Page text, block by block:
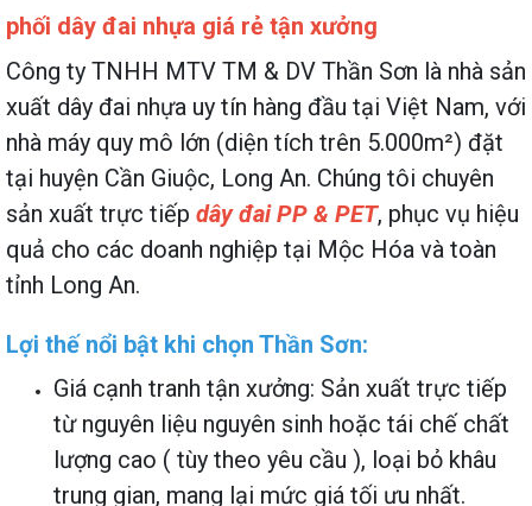
phối dây đai nhựa giá rẻ tận xưởng
Công ty TNHH MTV TM & DV Thần Sơn là nhà sản
xuất dây đai nhựa uy tín hàng đầu tại Việt Nam, với
nhà máy quy mô lớn (diện tích trên 5.000m²) đặt
tại huyện Cần Giuộc, Long An. Chúng tôi chuyên
sản xuất trực tiếp dây đai PP & PET, phục vụ hiệu
quả cho các doanh nghiệp tại Mộc Hóa và toàn
tỉnh Long An.
Lợi thế nổi bật khi chọn Thần Sơn:
Giá cạnh tranh tận xưởng: Sản xuất trực tiếp
từ nguyên liệu nguyên sinh hoặc tái chế chất
lượng cao ( tùy theo yêu cầu ), loại bỏ khâu
trung gian, mang lại mức giá tối ưu nhất.